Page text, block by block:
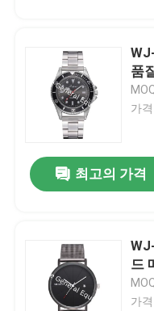
집
우리에 대하여
품
가
최고의 가격
드
가